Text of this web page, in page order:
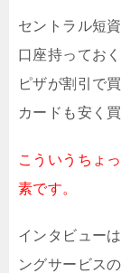
セントラル短
口座持ってお
ピザが割引で
カードも安く
こういうちょ
素です。
インタビュー
ングサービス